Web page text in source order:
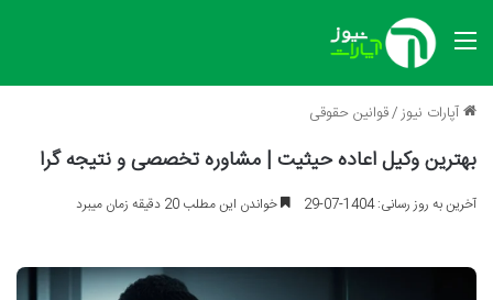
منو
آپارات نیوز/قوانین حقوقی
بهترین وکیل اعاده حیثیت | مشاوره تخصصی و نتیجه گرا
آخرین به روز رسانی: 1404-07-29 خواندن این مطلب 20 دقیقه زمان میبرد